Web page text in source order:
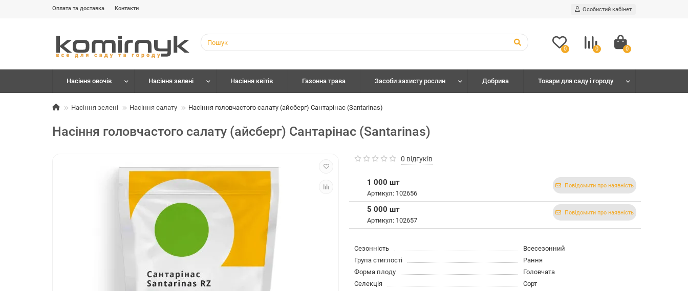
Оплата та доставка Контакти Особистий кабінет
0 0 0
Насіння овочів Насіння зелені Насіння квітів Газонна трава Засоби захисту рослин Добрива Товари для саду і городу
Насіння зелені Насіння салату Насіння головчастого салату (айсберг) Сантарінас (Santarinas)
Насіння головчастого салату (айсберг) Сантарінас (Santarinas)
0 відгуків
1 000 шт
Артикул: 102656
Повідомити про наявність
5 000 шт
Артикул: 102657
Повідомити про наявність
Сезонність
Всесезонний
Група стиглості
Рання
Форма плоду
Головчата
Селекція
Сорт